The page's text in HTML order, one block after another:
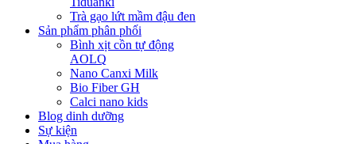
Trà gạo lứt mầm đậu đen
Sản phẩm phân phối
Bình xịt cồn tự động
AOLQ
Nano Canxi Milk
Bio Fiber GH
Calci nano kids
Blog dinh dưỡng
Sự kiện